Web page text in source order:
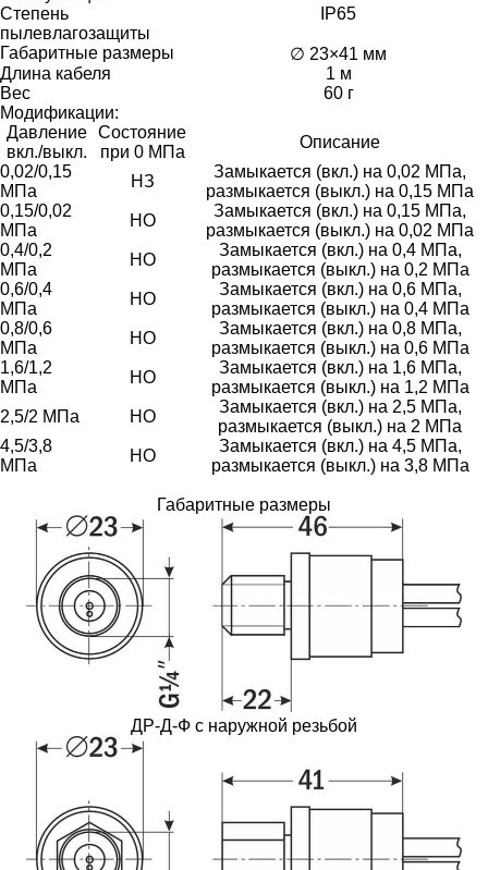
Степень
пылевлагозащиты
IP65
Габаритные размеры
∅ 23×41 мм
Длина кабеля
1 м
Вес
60 г
Модификации:
Давление
вкл./выкл.
Состояние
при 0 МПа
Описание
0,02/0,15
МПа
НЗ
Замыкается (вкл.) на 0,02 МПа,
размыкается (выкл.) на 0,15 МПа
0,15/0,02
МПа
НО
Замыкается (вкл.) на 0,15 МПа,
размыкается (выкл.) на 0,02 МПа
0,4/0,2
МПа
НО
Замыкается (вкл.) на 0,4 МПа,
размыкается (выкл.) на 0,2 МПа
0,6/0,4
МПа
НО
Замыкается (вкл.) на 0,6 МПа,
размыкается (выкл.) на 0,4 МПа
0,8/0,6
МПа
НО
Замыкается (вкл.) на 0,8 МПа,
размыкается (выкл.) на 0,6 МПа
1,6/1,2
МПа
НО
Замыкается (вкл.) на 1,6 МПа,
размыкается (выкл.) на 1,2 МПа
2,5/2 МПа
НО
Замыкается (вкл.) на 2,5 МПа,
размыкается (выкл.) на 2 МПа
4,5/3,8
МПа
НО
Замыкается (вкл.) на 4,5 МПа,
размыкается (выкл.) на 3,8 МПа
Габаритные размеры
ДР-Д-Ф с наружной резьбой